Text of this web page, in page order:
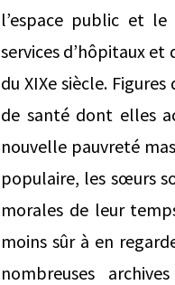
l’espace public et
services d’hôpitaux et
du XIXe siècle.
de santé dont elles
nouvelle pauvreté
populaire, les sœurs
morales de leur
moins sûr à en
nombreuses